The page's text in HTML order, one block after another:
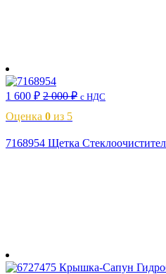
1 600 ₽ 2 000₽ с НДС
Оценка 0 из 5
7168954 Щетка